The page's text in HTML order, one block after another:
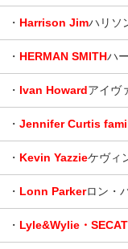
・ Harrison Jimハリソ
・ HERMAN SMITHハ
・ Ivan Howardアイヴ
・ Jennifer Curtis
・ Kevin Yazzieケヴィ
・ Lonn Parkerロン・
・ Lyle&Wylie・